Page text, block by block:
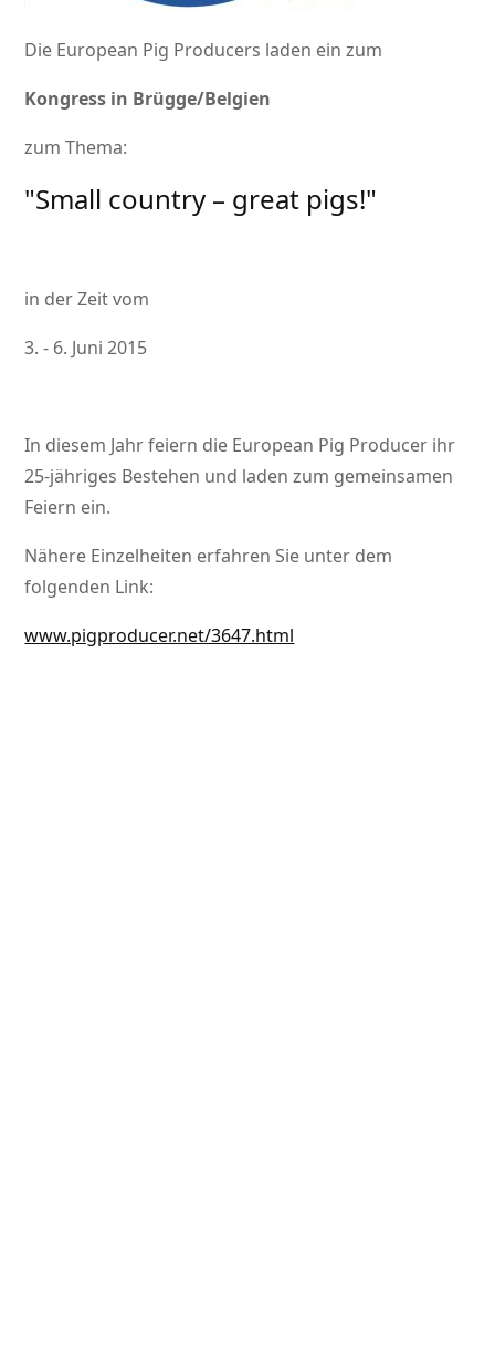
Die European Pig Producers laden ein zum
Kongress in Brügge/Belgien
zum Thema:
Small country – great pigs!
in der Zeit vom
3. - 6. Juni 2015
In diesem Jahr feiern die European Pig Producer ihr
25-jähriges Bestehen und laden zum gemeinsamen
Feiern ein.
Nähere Einzelheiten erfahren Sie unter dem
folgenden Link:
www.pigproducer.net/3647.html